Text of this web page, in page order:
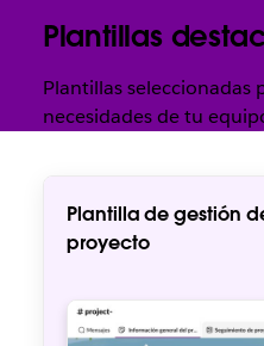
Plantillas
Plantillas seleccionadas
necesidades de tu
Plantilla de gestión
proyecto